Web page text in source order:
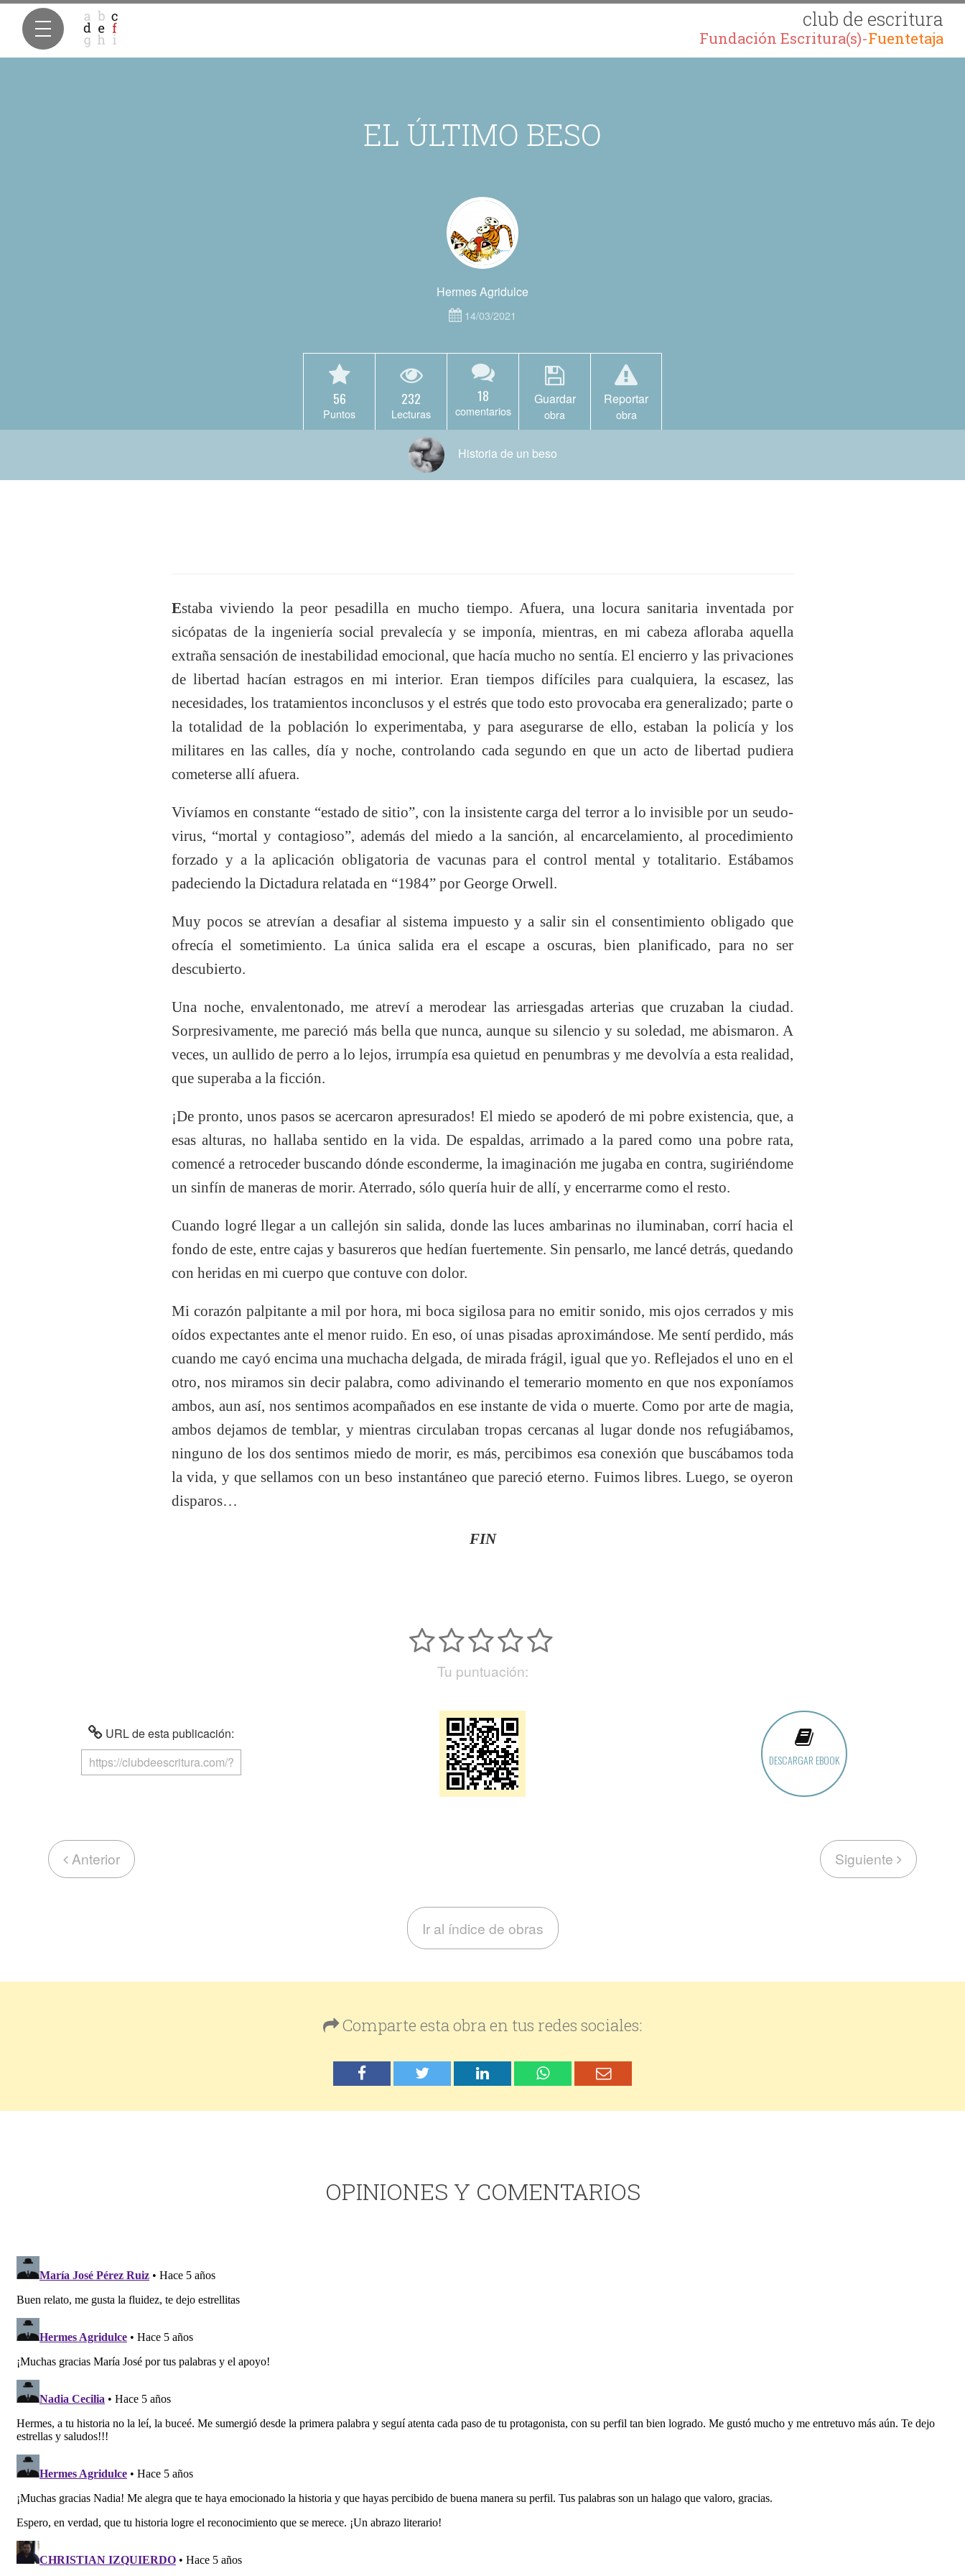
club de escritura
Fundación Escritura(s)-Fuentetaja
EL ÚLTIMO BESO
Hermes Agridulce
14/03/2021
56
Puntos
232
Lecturas
18
comentarios
Guardar
obra
Reportar
obra
Historia de un beso
Estaba viviendo la peor pesadilla en mucho tiempo. Afuera, una locura sanitaria inventada por
sicópatas de la ingeniería social prevalecía y se imponía, mientras, en mi cabeza afloraba aquella
extraña sensación de inestabilidad emocional, que hacía mucho no sentía. El encierro y las privaciones
de libertad hacían estragos en mi interior. Eran tiempos difíciles para cualquiera, la escasez, las
necesidades, los tratamientos inconclusos y el estrés que todo esto provocaba era generalizado; parte o
la totalidad de la población lo experimentaba, y para asegurarse de ello, estaban la policía y los
militares en las calles, día y noche, controlando cada segundo en que un acto de libertad pudiera
cometerse allí afuera.
Vivíamos en constante “estado de sitio”, con la insistente carga del terror a lo invisible por un seudo-
virus, “mortal y contagioso”, además del miedo a la sanción, al encarcelamiento, al procedimiento
forzado y a la aplicación obligatoria de vacunas para el control mental y totalitario. Estábamos
padeciendo la Dictadura relatada en “1984” por George Orwell.
Muy pocos se atrevían a desafiar al sistema impuesto y a salir sin el consentimiento obligado que
ofrecía el sometimiento. La única salida era el escape a oscuras, bien planificado, para no ser
descubierto.
Una noche, envalentonado, me atreví a merodear las arriesgadas arterias que cruzaban la ciudad.
Sorpresivamente, me pareció más bella que nunca, aunque su silencio y su soledad, me abismaron. A
veces, un aullido de perro a lo lejos, irrumpía esa quietud en penumbras y me devolvía a esta realidad,
que superaba a la ficción.
¡De pronto, unos pasos se acercaron apresurados! El miedo se apoderó de mi pobre existencia, que, a
esas alturas, no hallaba sentido en la vida. De espaldas, arrimado a la pared como una pobre rata,
comencé a retroceder buscando dónde esconderme, la imaginación me jugaba en contra, sugiriéndome
un sinfín de maneras de morir. Aterrado, sólo quería huir de allí, y encerrarme como el resto.
Cuando logré llegar a un callejón sin salida, donde las luces ambarinas no iluminaban, corrí hacia el
fondo de este, entre cajas y basureros que hedían fuertemente. Sin pensarlo, me lancé detrás, quedando
con heridas en mi cuerpo que contuve con dolor.
Mi corazón palpitante a mil por hora, mi boca sigilosa para no emitir sonido, mis ojos cerrados y mis
oídos expectantes ante el menor ruido. En eso, oí unas pisadas aproximándose. Me sentí perdido, más
cuando me cayó encima una muchacha delgada, de mirada frágil, igual que yo. Reflejados el uno en el
otro, nos miramos sin decir palabra, como adivinando el temerario momento en que nos exponíamos
ambos, aun así, nos sentimos acompañados en ese instante de vida o muerte. Como por arte de magia,
ambos dejamos de temblar, y mientras circulaban tropas cercanas al lugar donde nos refugiábamos,
ninguno de los dos sentimos miedo de morir, es más, percibimos esa conexión que buscábamos toda
la vida, y que sellamos con un beso instantáneo que pareció eterno. Fuimos libres. Luego, se oyeron
disparos…
FIN
Tu puntuación:
URL de esta publicación:
DESCARGAR EBOOK
Anterior Siguiente
Ir al índice de obras
Comparte esta obra en tus redes sociales:
OPINIONES Y COMENTARIOS